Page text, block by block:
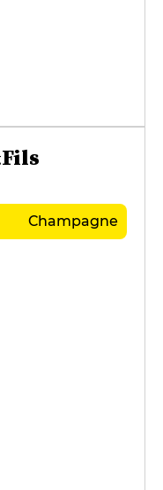
Champagne